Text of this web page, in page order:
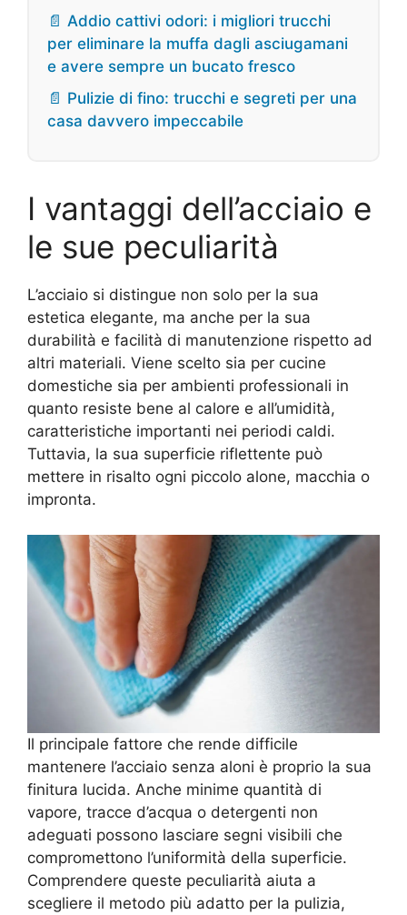
📄 Addio cattivi odori: i migliori trucchi
per eliminare la muffa dagli asciugamani
e avere sempre un bucato fresco
📄 Pulizie di fino: trucchi e segreti per una
casa davvero impeccabile
I vantaggi dell’acciaio e
le sue peculiarità
L’acciaio si distingue non solo per la sua
estetica elegante, ma anche per la sua
durabilità e facilità di manutenzione rispetto ad
altri materiali. Viene scelto sia per cucine
domestiche sia per ambienti professionali in
quanto resiste bene al calore e all’umidità,
caratteristiche importanti nei periodi caldi.
Tuttavia, la sua superficie riflettente può
mettere in risalto ogni piccolo alone, macchia o
impronta.
Il principale fattore che rende difficile
mantenere l’acciaio senza aloni è proprio la sua
finitura lucida. Anche minime quantità di
vapore, tracce d’acqua o detergenti non
adeguati possono lasciare segni visibili che
compromettono l’uniformità della superficie.
Comprendere queste peculiarità aiuta a
scegliere il metodo più adatto per la pulizia,